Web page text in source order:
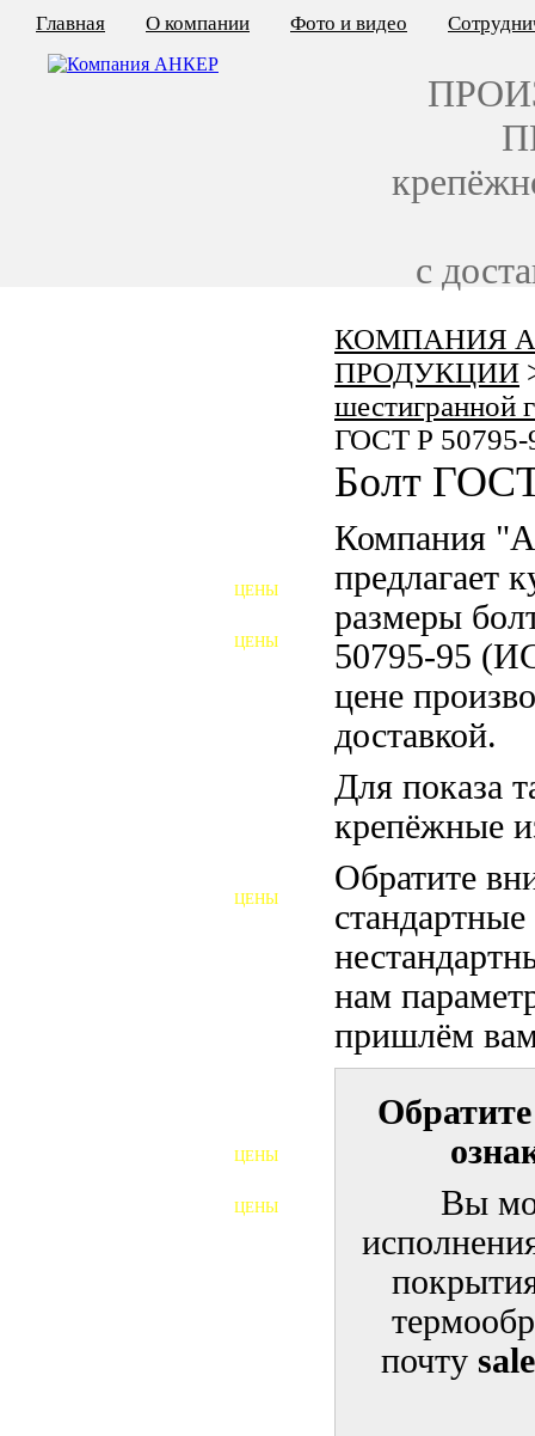
КОМПАНИЯ
ПРОДУКЦИИ
шестигранной
ГОСТ Р
Болт
Компания
предлагает
размеры
50795-95
цене
доставкой.
Для показа
крепёжные
Обратите
нам
пришлём
Вы
почту
ЦЕНЫ
ЦЕНЫ
ШАЙБЫ ФУНДАМЕНТНЫЕ
ЦЕНЫ
ЦЕНЫ
ЦЕНЫ
Главная О компании Фото и видео
с